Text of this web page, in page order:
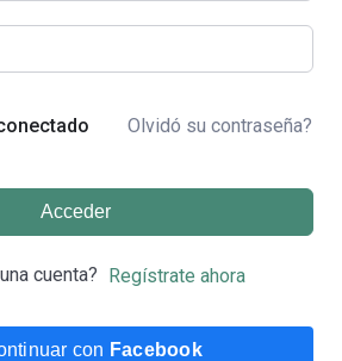
Olvidó su contraseña?
Acceder
cuenta? Regístrate ahora
con Facebook